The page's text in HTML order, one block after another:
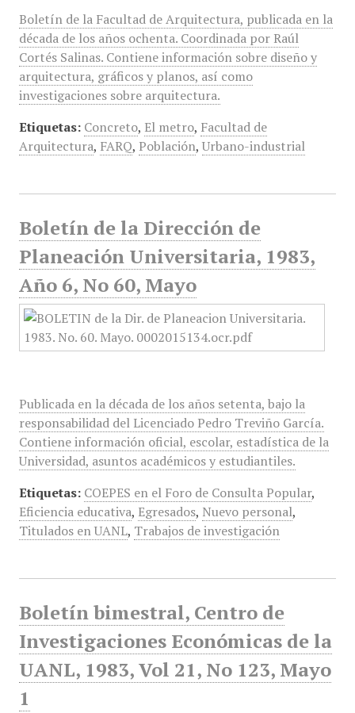
Boletín de la Facultad de Arquitectura, publicada en la
década de los años ochenta. Coordinada por Raúl
Cortés Salinas. Contiene información sobre diseño y
arquitectura, gráficos y planos, así como
investigaciones sobre arquitectura.
Etiquetas: Concreto, El metro, Facultad de
Arquitectura, FARQ, Población, Urbano-industrial
Boletín de la Dirección de
Planeación Universitaria, 1983,
Año 6, No 60, Mayo
Publicada en la década de los años setenta, bajo la
responsabilidad del Licenciado Pedro Treviño García.
Contiene información oficial, escolar, estadística de la
Universidad, asuntos académicos y estudiantiles.
Etiquetas: COEPES en el Foro de Consulta Popular,
Eficiencia educativa, Egresados, Nuevo personal,
Titulados en UANL, Trabajos de investigación
Boletín bimestral, Centro de
Investigaciones Económicas de la
UANL, 1983, Vol 21, No 123, Mayo
1